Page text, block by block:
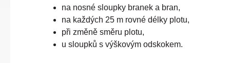
na nosné sloupky branek a bran,
na každých 25 m rovné délky plotu,
při změně směru plotu,
u sloupků s výškovým odskokem.